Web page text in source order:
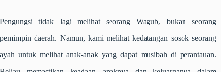
Pengungsi tidak lagi melihat seorang Wagub, bukan seorang
pemimpin daerah. Namun, kami melihat kedatangan sosok seorang
ayah untuk melihat anak-anak yang dapat musibah di perantauan.